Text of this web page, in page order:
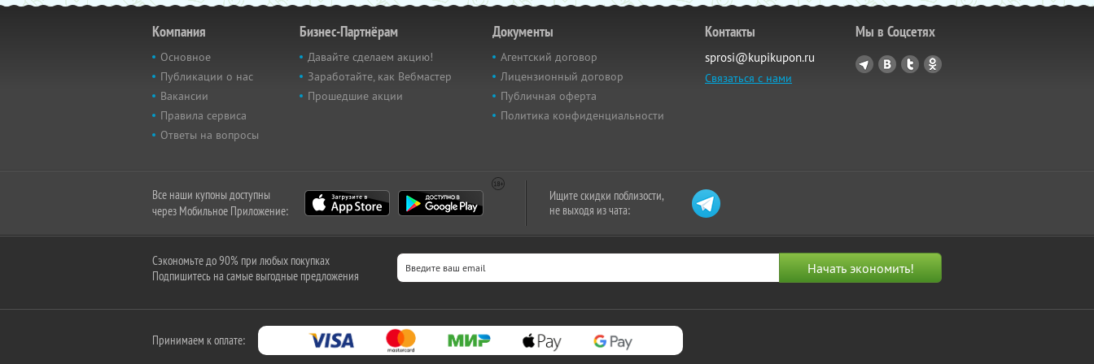
Компания
Основное
Публикации о нас
Вакансии
Правила сервиса
Ответы на вопросы
Бизнес-Партнёрам
Давайте сделаем акцию!
Заработайте, как Вебмастер
Прошедшие акции
Документы
Агентский договор
Лицензионный договор
Публичная оферта
Политика конфиденциальности
Контакты
sprosi@kupikupon.ru
Связаться с нами
Мы в Соцсетях
Все наши купоны доступны
через Мобильное Приложение:
Ищите скидки поблизости,
не выходя из чата:
Сэкономьте до 90% при любых покупках
Подпишитесь на самые выгодные предложения
Принимаем к оплате: